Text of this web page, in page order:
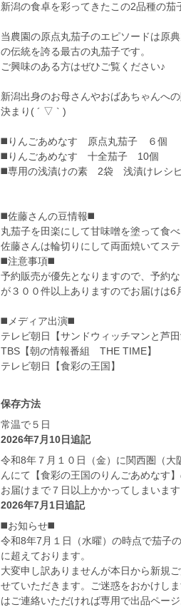
新潟の食卓を彩ってきたこの2品種の
当農園の原点丸茄子のエピソードは原
の伝統を誇る最古の丸茄子です。
ご興味のある方はぜひご覧ください♪
新潟出身のお母さんやおばあちゃんへ
決まり( ´ ▽ ` )
◼️りんごあめなす 原点丸茄子 ６個
◼️りんごあめなす 十全茄子 10個
◼️専用の浅漬けの素 2袋 浅漬けレシ
◼️佐藤さんの豆情報◼️
丸茄子を田楽にして甘味噌を塗って食
佐藤さんは輪切りにして両面焼いてス
◼️注意事項◼️
予約販売が優先となりますので、予約
が３００件以上ありますのでお届けは6
◼️メディア出演◼️
テレビ朝日【サンドウィッチマンと芦田
TBS【朝の情報番組 THE TIME】
テレビ朝日【食彩の王国】
保存方法
常温で５日
2026年7月10日追記
令和8年７月１０日（金）に関西圏（大
んにて【食彩の王国のりんごあめなす
お届けまで７日以上かかってしまいます
2026年7月1日追記
◼️お知らせ◼️
令和8年7月１日（水曜）の時点で茄子
に超えております。
大変申し訳ありませんが本日から新規
せていただきます。ご迷惑をおかけし
はご連絡いただければ専用で出品ペー